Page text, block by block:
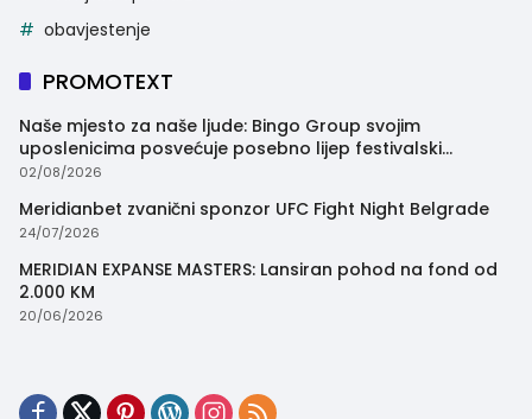
obavjestenje
PROMOTEXT
Naše mjesto za naše ljude: Bingo Group svojim
uposlenicima posvećuje posebno lijep festivalski
trenutak
02/08/2026
Meridianbet zvanični sponzor UFC Fight Night Belgrade
24/07/2026
MERIDIAN EXPANSE MASTERS: Lansiran pohod na fond od
2.000 KM
20/06/2026